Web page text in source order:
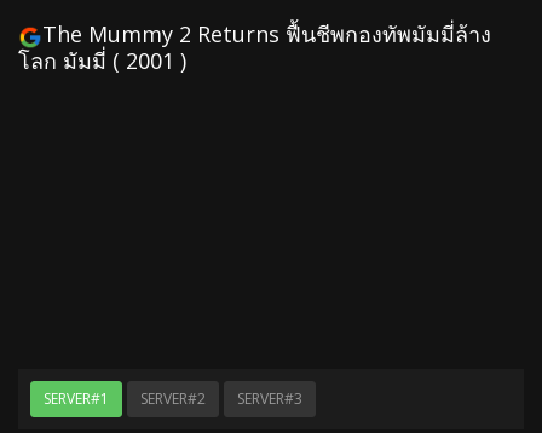
The Mummy 2 Returns ฟื้นชีพกองทัพมัมมี่ล้าง
โลก มัมมี่ ( 2001 )
SERVER#1 SERVER#2 SERVER#3